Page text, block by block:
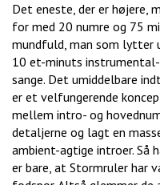
Det eneste, der er højere,
for med 20 numre og 75
mundfuld, man som
10 et-minuts instrumental-
sange. Det umiddelbare
er et velfungerende
mellem intro- og
detaljerne og lagt en
ambient-agtige introer.
er bare, at Stormruler har